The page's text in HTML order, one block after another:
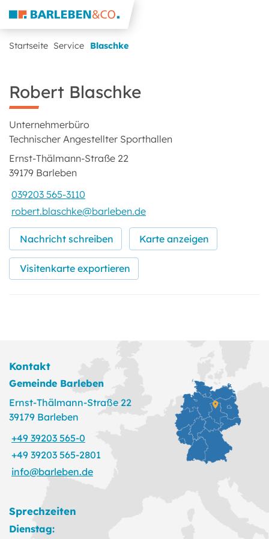
Startseite Service Blaschke
Robert Blaschke
Unternehmerbüro
Technischer Angestellter Sporthallen
Ernst-Thälmann-Straße 22
39179 Barleben
039203 565-3110
robert.blaschke@barleben.de
Nachricht schreiben Karte anzeigen
Visitenkarte exportieren
Kontakt
Gemeinde Barleben
Ernst-Thälmann-Straße 22
39179 Barleben
+49 39203 565-0
+49 39203 565-2801
info@barleben.de
Sprechzeiten
Dienstag: